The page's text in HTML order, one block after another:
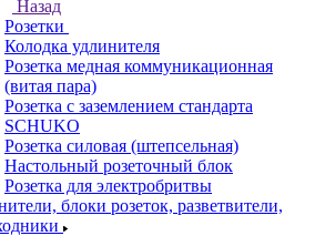
Назад
Розетки
Колодка удлинителя
Розетка медная коммуникационная
(витая пара)
Розетка с заземлением стандарта
SCHUKO
Розетка силовая (штепсельная)
Настольный розеточный блок
Розетка для электробритвы
блоки розеток, разветвители,